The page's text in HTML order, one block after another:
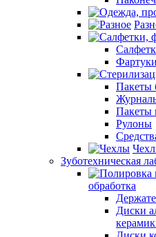
Пакеты
Пакеты
Рулоны
Зуботехническая
обработка
Диски